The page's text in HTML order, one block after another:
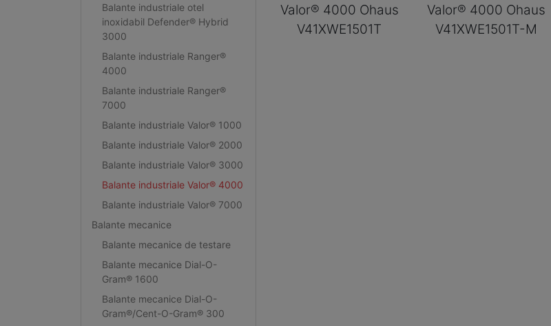
Balante industriale otel
inoxidabil Defender® Hybrid
3000
Balante industriale Ranger®
4000
Balante industriale Ranger®
7000
Balante industriale Valor® 1000
Balante industriale Valor® 2000
Balante industriale Valor® 3000
Balante industriale Valor® 4000
Balante industriale Valor® 7000
Balante mecanice
Balante mecanice de testare
Balante mecanice Dial-O-
Gram® 1600
Balante mecanice Dial-O-
Gram®/Cent-O-Gram® 300
Valor® 4000 Ohaus
V41XWE1501T
Valor® 4000 Ohaus
V41XWE1501T-M